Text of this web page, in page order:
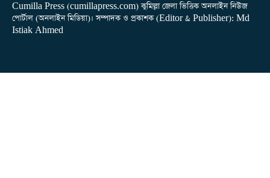
Cumilla Press (cumillapress.com) কুমিল্লা জেলা ভিত্তিক অনলাইন নিউজ
পোর্টাল (অনলাইন মিডিয়া)। সম্পাদক ও প্রকাশক (Editor & Publisher): Md
Istiak Ahmed